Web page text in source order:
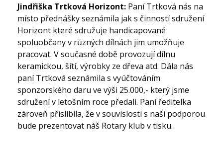
Jindřiška Trtková Horizont: Paní Trtková nás na
místo přednášky seznámila jak s činností sdružení
Horizont které sdružuje handicapované
spoluobčany v různých dílnách jim umožňuje
pracovat. V současné době provozují dílnu
keramickou, šítí, výrobky ze dřeva atd. Dála nás
paní Trtková seznámila s vyúčtováním
sponzorského daru ve výši 25.000,- který jsme
sdružení v letošním roce předali. Paní ředitelka
zároveň přislíbila, že v souvislosti s naší podporou
bude prezentovat náš Rotary klub v tisku.